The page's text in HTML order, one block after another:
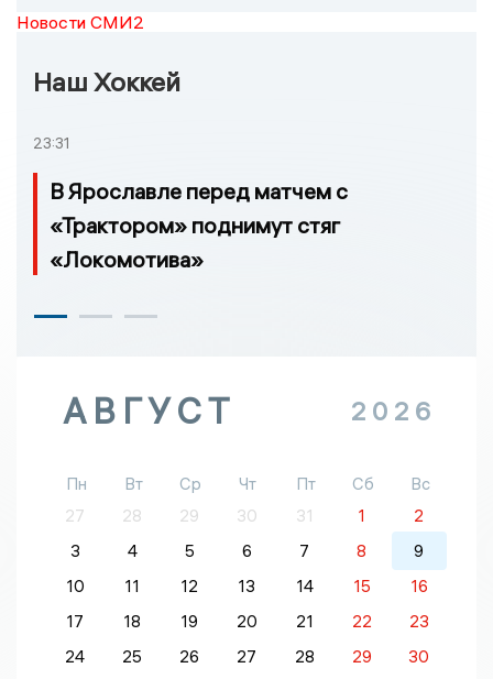
Новости СМИ2
Наш Хоккей
23:31
В Ярославле перед матчем с
«Трактором» поднимут стяг
«Локомотива»
АВГУСТ 2026
Пн Вт Ср Чт Пт Сб
Вс
27
28 29 30 31 1
2
3
4 5 6 7 8
9
10
11 12 13 14 15
16
17
18 19 20 21 22
23
24
25 26 27 28 29
30